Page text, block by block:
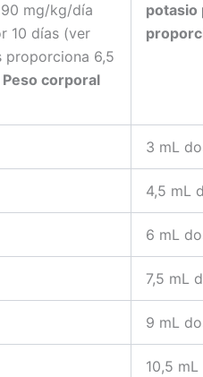
mg/kg/día
10 días (ver
proporciona 6,5
Peso corporal
potasio
3 mL
4,5 mL
6 mL
7,5 mL
9 mL
10,5